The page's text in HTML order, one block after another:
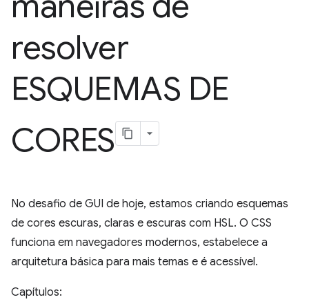
resolver
ESQUEMAS DE
CORES
No desafio de GUI de hoje, estamos criando esquemas
de cores escuras, claras e escuras com HSL. O CSS
funciona em navegadores modernos, estabelece a
arquitetura básica para mais temas e é acessível.
Capítulos: